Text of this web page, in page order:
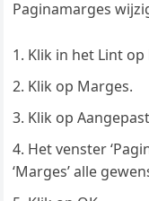
Paginamarges
Klik in het Lint
Klik op Marges.
Klik op
Het venster
‘Marges’ alle